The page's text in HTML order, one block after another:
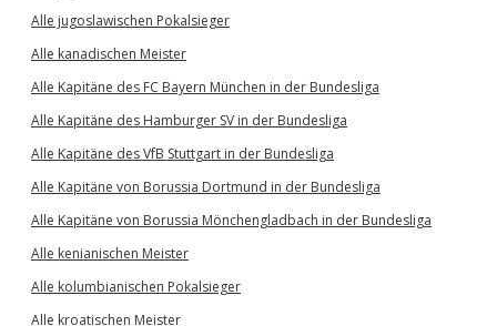
Alle jugoslawischen Pokalsieger
Alle kanadischen Meister
Alle Kapitäne des FC Bayern München in der Bundesliga
Alle Kapitäne des Hamburger SV in der Bundesliga
Alle Kapitäne des VfB Stuttgart in der Bundesliga
Alle Kapitäne von Borussia Dortmund in der Bundesliga
Alle Kapitäne von Borussia Mönchengladbach in der Bundesliga
Alle kenianischen Meister
Alle kolumbianischen Pokalsieger
Alle kroatischen Meister